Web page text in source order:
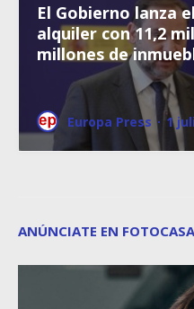
El Gobierno lanza
alquiler con 11,2
millones de
Europa Press · 1
ANÚNCIATE EN FOTOCASA